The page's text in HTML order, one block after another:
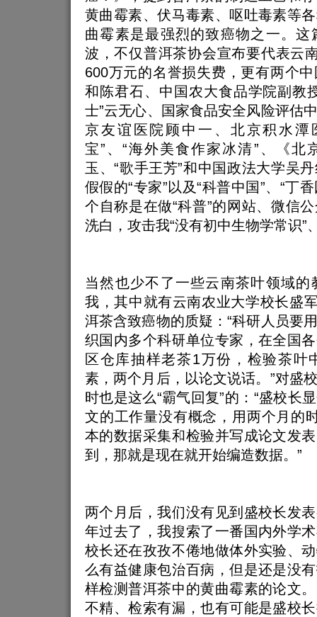
黄曲霉素、伏马毒素、呕吐毒素等
曲霉素是最强烈的致癌物之一。这
波，不仅普洱茶协会宣布要代表云
600万元的名誉损失费，更有两个
和陈君石、中国农大食品学院副教
士”云无心、国家食品安全风险评估
京友谊医院顾中一、北京积水潭
宝”、“海外美食作家冰清”、《北
玉、“歌手王芳”和中国政法大学吴
假假的“专家”以及“科普中国”、“丁
个自称是在做“科普”的网站、微信
洗白，攻击我“没有初中生物学常识”
当然也少不了一些云南茶叶领域的
我，其中就有云南农业大学校长盛
洱茶含致癌物的质疑：“科研人员要
织国内多个科研单位专家，在全国
区仓库抽样老茶1万份，检验茶叶
素，两个月后，以论文说话。”对盛
时也是这么“霸气回复”的：“盛校长
文的工作量没有概念，用两个月的
本的数据采集和检验并写成论文发
到，那就是现在就开始编造数据。”
两个月后，我们没有见到盛校长发
年过去了，我搜索了一番国内外学
校长还在孜孜不倦地做体外实验、
么有益健康包治百病，但是还是没
样检测普洱茶中的黄曲霉素的论文
不精、检索有漏，也有可能是盛校